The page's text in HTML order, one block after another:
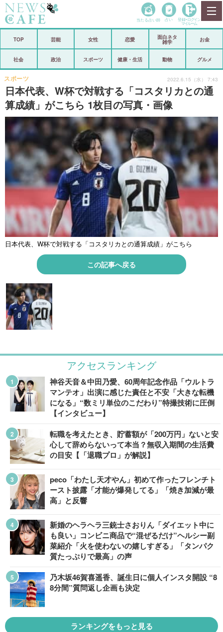
政治
経済
芸能 スポーツ
恋愛 ビックリ
コメントポスト アリ／ナシ
リリース ショップ
登録・ログイン/マイルーム
当たる占い師 占い 登録• ログイン
マイルーム
TOP 芸能 女性 恋愛
面白ネタ
雑学
お金
社会 政治 スポーツ 健康・生活 動物 グルメ
日本代表、W杯で対戦する「コスタリカとの通
算成績」がこちら 1枚目の写真・画像
スポーツ 2022.6.15（水） 7:43
日本代表、W杯で対戦する「コスタリカとの通算成績」がこちら
この記事へ戻る
アクセスランキング
神谷天音＆中田乃愛、60周年記念作品「ウルトラ
マンテオ」出演に感じた責任と不安「大きな転機
になる」“数ミリ単位のこだわり”特撮技術に圧倒
【インタビュー】
転職を考えたとき、貯蓄額が「200万円」ないと安
心して辞めらないって本当？無収入期間の生活費
の目安【「退職プロ」が解説】
peco「わたし天才やん」初めて作ったフレンチト
ースト披露「才能が爆発してる」「焼き加減が最
高」と反響
新婚のヘラヘラ三銃士さおりん「ダイエット中に
も良い」コンビニ商品で“混ぜるだけ”ヘルシー副
菜紹介「火を使わないの嬉しすぎる」「タンパク
質たっぷりで最高」の声
乃木坂46賀喜遥香、誕生日に個人インスタ開設 “8
8分間”質問返し企画も決定
ランキングをもっと見る